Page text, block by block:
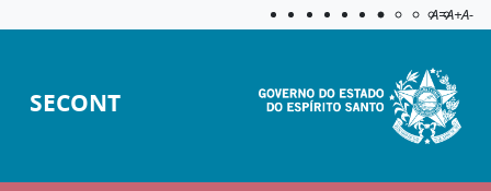
Aplicar
A=A+A-
SECONT